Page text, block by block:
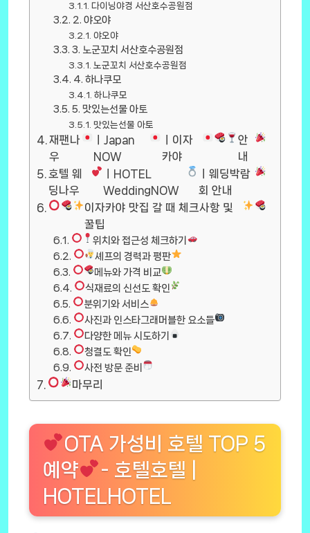
다이닝야경 서산호수공원점
2. 야오야
야오야
3. 노군꼬치 서산호수공원점
노군꼬치 서산호수공원점
4. 하나쿠모
하나쿠모
5. 맛있는선물 아토
맛있는선물 아토
재팬나
우
ㅣJapan
NOW
ㅣ이자
카야
안
내
호텔 웨
딩나우
ㅣHOTEL
WeddingNOW
ㅣ웨딩박람
회 안내
이자카야 맛집 갈 때 체크사항 및
꿀팁
위치와 접근성 체크하기
셰프의 경력과 평판
메뉴와 가격 비교
식재료의 신선도 확인
분위기와 서비스
사진과 인스타그래머블한 요소들
다양한 메뉴 시도하기
청결도 확인
사전 방문 준비
마무리
OTA 가성비 호텔 TOP 5
예약
- 호텔호텔 |
HOTELHOTEL